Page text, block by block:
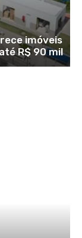
imóveis
R$ 90 mil